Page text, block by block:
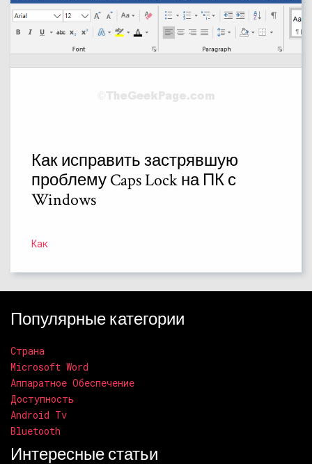
Как исправить застрявшую
проблему Caps Lock на ПК с
Windows
Как
Популярные категории
Страна
Microsoft Word
Аппаратное Обеспечение
Доступность
Android Tv
Bluetooth
Интересные статьи